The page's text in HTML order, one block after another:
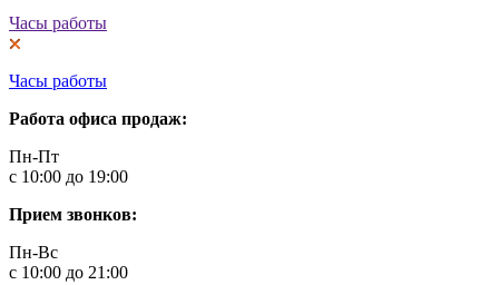
Часы работы
Часы работы
Работа офиса продаж:
Пн-Пт
с 10:00 до 19:00
Прием звонков:
Пн-Вс
с 10:00 до 21:00